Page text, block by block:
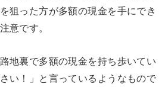
狙った方が多額の現金を手にでき
意です。
地裏で多額の現金を持ち歩いてい
い！」と言っているようなもので